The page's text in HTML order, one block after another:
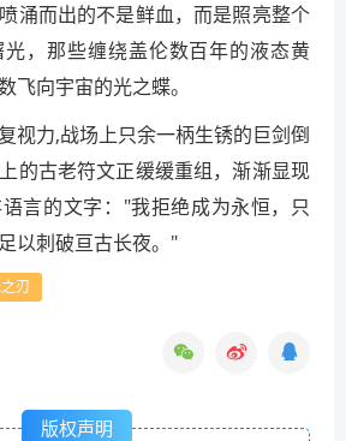
涌而出的不是鲜血，而是照亮整个
，那些缠绕盖伦数百年的液态黄
飞向宇宙的光之蝶。
视力,战场上只余一柄生锈的巨剑倒
的古老符文正缓缓重组，渐渐显现
言的文字："我拒绝成为永恒，只
以刺破亘古长夜。"
刃
版权声明